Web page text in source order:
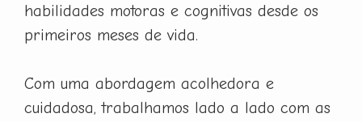
habilidades motoras e cognitivas desde os
primeiros meses de vida.
Com uma abordagem acolhedora e
cuidadosa, trabalhamos lado a lado com as